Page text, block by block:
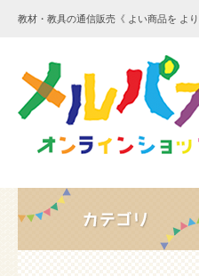
教材・教具の通信販売《 よい商品を より